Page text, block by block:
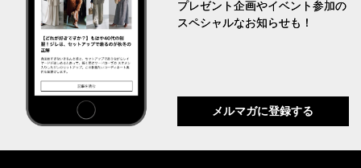
プレゼント企画やイベント参加の
スペシャルなお知らせも！
メルマガに登録する